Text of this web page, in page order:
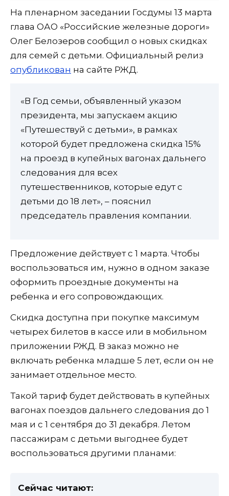
На пленарном заседании Госдумы 13 марта
глава ОАО «Российские железные дороги»
Олег Белозеров сообщил о новых скидках
для семей с детьми. Официальный релиз
опубликован на сайте РЖД.
«В Год семьи, объявленный указом
президента, мы запускаем акцию
«Путешествуй с детьми», в рамках
которой будет предложена скидка 15%
на проезд в купейных вагонах дальнего
следования для всех
путешественников, которые едут с
детьми до 18 лет», – пояснил
председатель правления компании.
Предложение действует с 1 марта. Чтобы
воспользоваться им, нужно в одном заказе
оформить проездные документы на
ребенка и его сопровождающих.
Скидка доступна при покупке максимум
четырех билетов в кассе или в мобильном
приложении РЖД. В заказ можно не
включать ребенка младше 5 лет, если он не
занимает отдельное место.
Такой тариф будет действовать в купейных
вагонах поездов дальнего следования до 1
мая и с 1 сентября до 31 декабря. Летом
пассажирам с детьми выгоднее будет
воспользоваться другими планами:
Сейчас читают: